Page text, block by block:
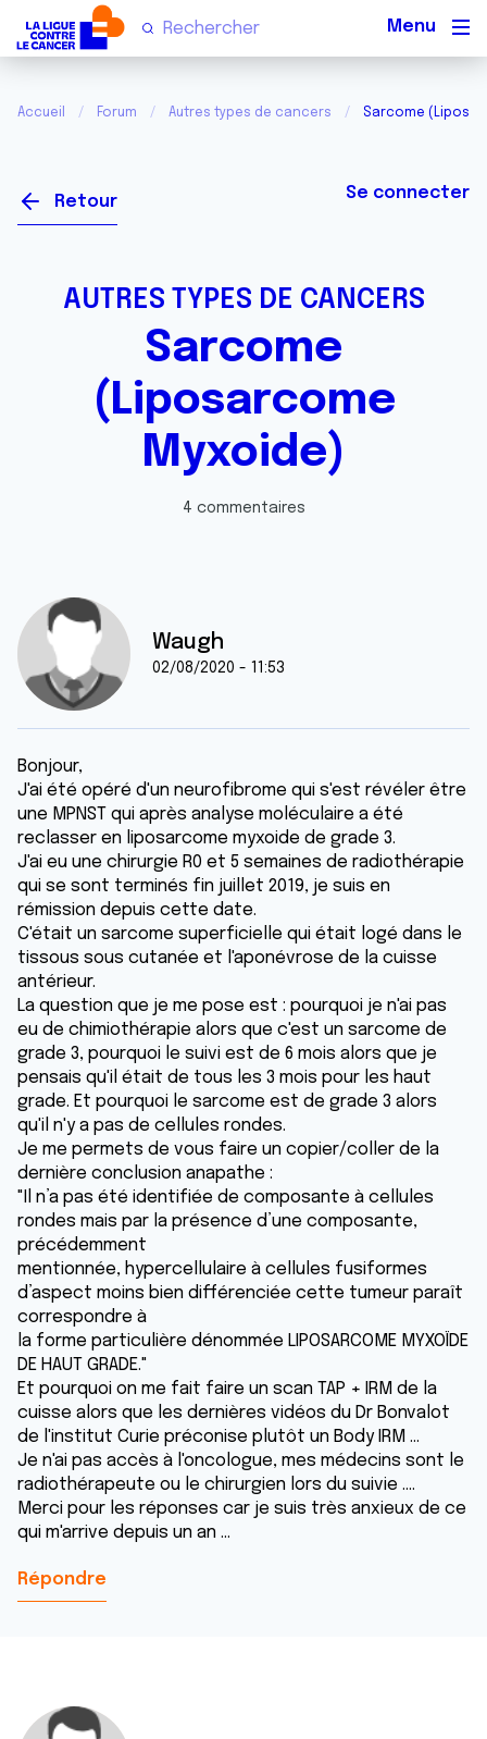
Accueil Forum Autres types de cancers Sarcome
Retour Se connecter
AUTRES TYPES DE CANCERS
Sarcome
(Liposarcome
Myxoide)
4 commentaires
Waugh
02/08/2020 - 11:53
Bonjour,
J'ai été opéré d'un neurofibrome qui s'est révéler être
une MPNST qui après analyse moléculaire a été
reclasser en liposarcome myxoide de grade 3.
J'ai eu une chirurgie R0 et 5 semaines de radiothérapie
qui se sont terminés fin juillet 2019, je suis en
rémission depuis cette date.
C'était un sarcome superficielle qui était logé dans le
tissous sous cutanée et l'aponévrose de la cuisse
antérieur.
La question que je me pose est : pourquoi je n'ai pas
eu de chimiothérapie alors que c'est un sarcome de
grade 3, pourquoi le suivi est de 6 mois alors que je
pensais qu'il était de tous les 3 mois pour les haut
grade. Et pourquoi le sarcome est de grade 3 alors
qu'il n'y a pas de cellules rondes.
Je me permets de vous faire un copier/coller de la
dernière conclusion anapathe :
"Il n’a pas été identifiée de composante à cellules
rondes mais par la présence d’une composante,
précédemment
mentionnée, hypercellulaire à cellules fusiformes
d’aspect moins bien différenciée cette tumeur paraît
correspondre à
la forme particulière dénommée LIPOSARCOME MYXOÏDE
DE HAUT GRADE."
Et pourquoi on me fait faire un scan TAP + IRM de la
cuisse alors que les dernières vidéos du Dr Bonvalot
de l'institut Curie préconise plutôt un Body IRM ...
Je n'ai pas accès à l'oncologue, mes médecins sont le
radiothérapeute ou le chirurgien lors du suivie ....
Merci pour les réponses car je suis très anxieux de ce
qui m'arrive depuis un an ...
Répondre